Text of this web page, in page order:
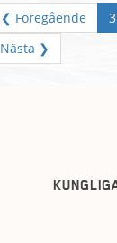
❮ Föregående
Nästa ❯